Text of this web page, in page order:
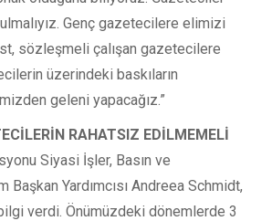
Genç gazetecilere elimizi
sözleşmeli çalışan gazetecilere
üzerindeki baskıların
geleni yapacağız.”
RAHATSIZ EDİLMEMELİ
Siyasi İşler, Basın ve
Başkan Yardımcısı Andreea Schmidt,
verdi. Önümüzdeki dönemlerde 3